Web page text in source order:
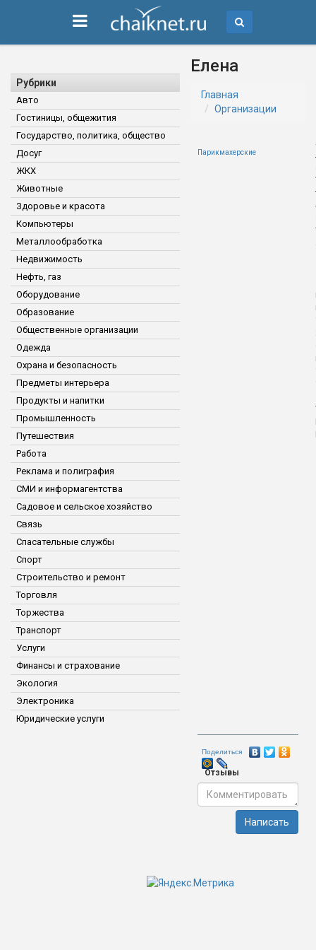
Рубрики
Авто
Гостиницы, общежития
Государство, политика, общество
Досуг
ЖКХ
Животные
Здоровье и красота
Компьютеры
Металлообработка
Недвижимость
Нефть, газ
Оборудование
Образование
Общественные организации
Одежда
Охрана и безопасность
Предметы интерьера
Продукты и напитки
Промышленность
Путешествия
Работа
Реклама и полиграфия
СМИ и информагентства
Садовое и сельское хозяйство
Связь
Спасательные службы
Спорт
Строительство и ремонт
Торговля
Торжества
Транспорт
Услуги
Финансы и страхование
Экология
Электроника
Юридические услуги
Елена
Главная
Организации
Парикмахерские
Поделиться
Отзывы
Написать